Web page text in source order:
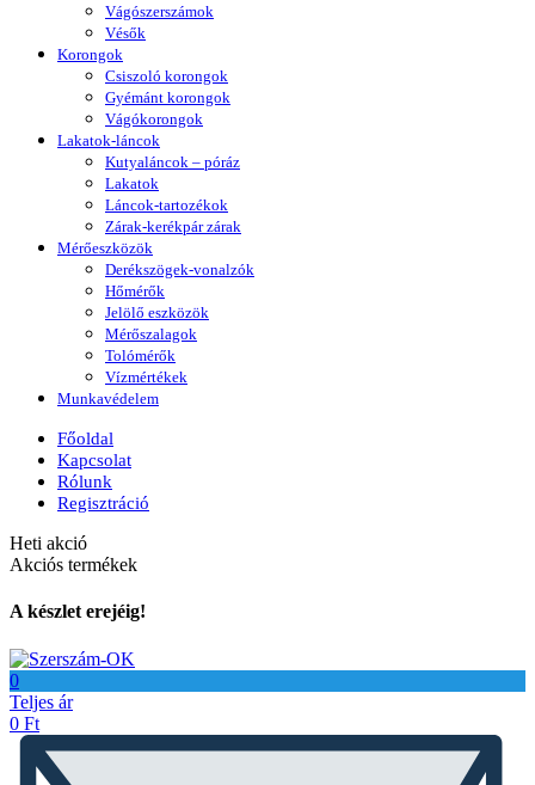
Vágószerszámok
Vésők
Korongok
Csiszoló korongok
Gyémánt korongok
Vágókorongok
Lakatok-láncok
Kutyaláncok – póráz
Lakatok
Láncok-tartozékok
Zárak-kerékpár zárak
Mérőeszközök
Derékszögek-vonalzók
Hőmérők
Jelölő eszközök
Mérőszalagok
Tolómérők
Vízmértékek
Munkavédelem
Főoldal
Kapcsolat
Rólunk
Regisztráció
Heti akció
Akciós termékek
A készlet erejéig!
0
Teljes ár
0 Ft